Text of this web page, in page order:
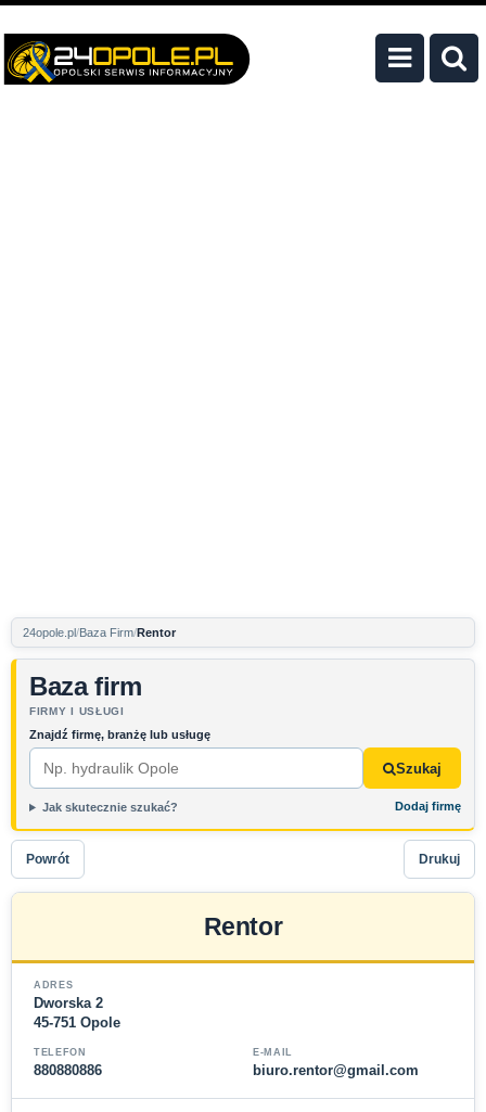
24opole.pl Baza Firm Rentor
Baza firm
FIRMY I USŁUGI
Znajdź firmę, branżę lub usługę
Szukaj
Jak skutecznie szukać? Dodaj firmę
Powrót Drukuj
Rentor
ADRES
Dworska 2
45-751 Opole
TELEFON
880880886
E-MAIL
biuro.rentor@gmail.com